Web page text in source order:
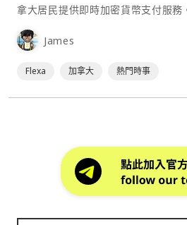
James
Flexa 加拿大 熱門時事